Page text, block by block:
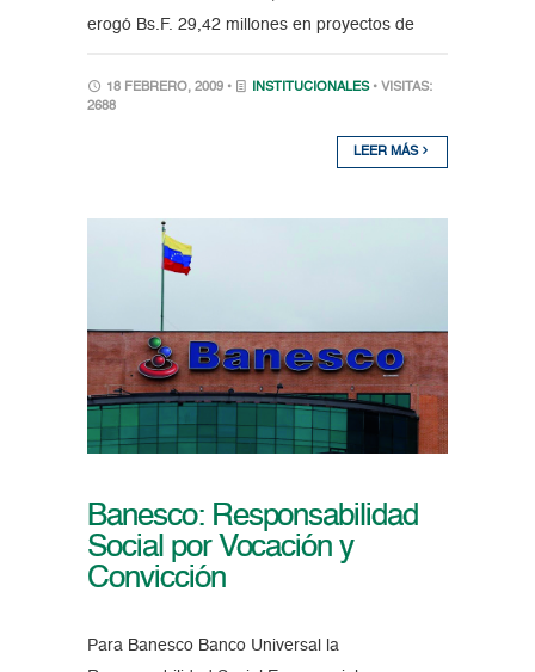
erogó Bs.F. 29,42 millones en proyectos de
18 FEBRERO, 2009 • INSTITUCIONALES • VISITAS:
2688
LEER MÁS
Banesco: Responsabilidad
Social por Vocación y
Convicción
Para Banesco Banco Universal la